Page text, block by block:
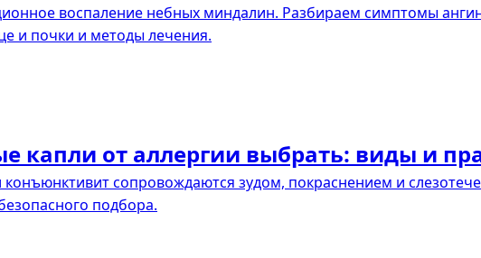
воспаление небных миндалин. Разбираем симптомы
и почки и методы лечения.
капли от аллергии выбрать: виды и
конъюнктивит сопровождаются зудом, покраснением и
подбора.